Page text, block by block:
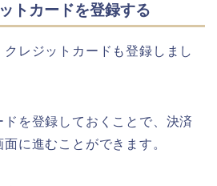
トカードを登録する
レジットカードも登録しまし
を登録しておくことで、決済
に進むことができます。